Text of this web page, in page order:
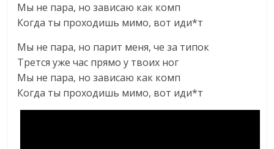
Мы не пара, но зависаю как комп
Когда ты проходишь мимо, вот иди*т
Мы не пара, но парит меня, че за типок
Трется уже час прямо у твоих ног
Мы не пара, но зависаю как комп
Когда ты проходишь мимо, вот иди*т